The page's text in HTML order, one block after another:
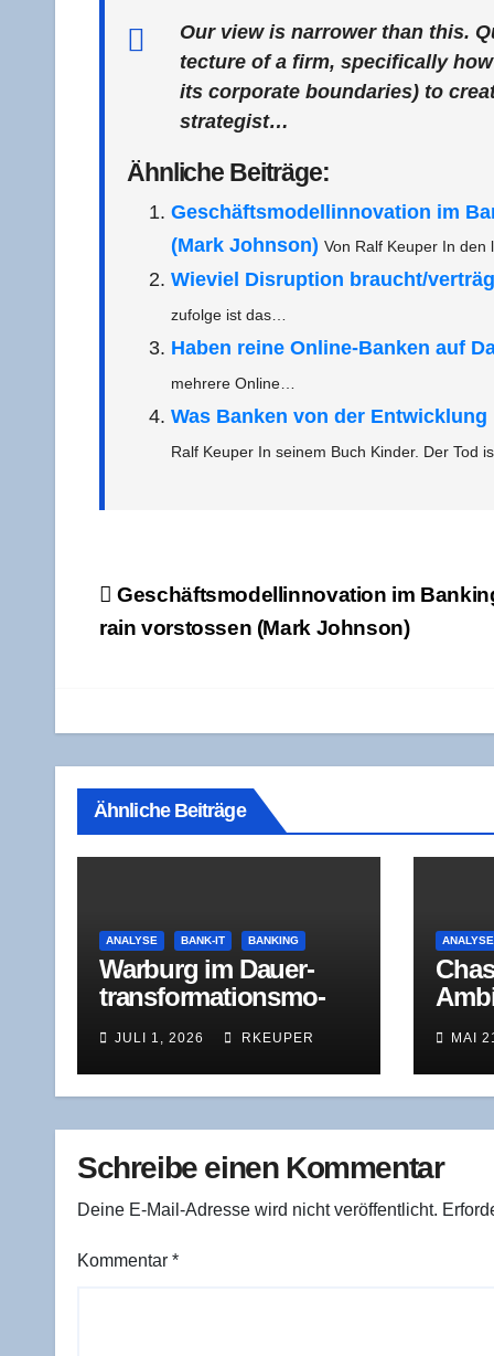
Our view is nar­rower than this.
tec­tu­re of a firm, spe­ci­fi­cal­ly
its cor­po­ra­te boun­da­ries) to
strategist…
Ähn­li­che Beiträge:
Geschäfts­mo­del­lin­no­va­ti­on im
(Mark John­son) Von Ralf Keu­per In
Wie­viel Dis­rup­ti­on braucht/​​
zufol­ge ist das…
Haben rei­ne Online-Ban­ken auf
meh­re­re Online…
Was Ban­ken von der
Ralf Keu­per In sei­nem Buch Kin­der. Der Tod
Beitragsnavigation
Geschäfts­mo­del­lin­no­va­ti­on im
rain vor­stos­sen (Mark Johnson)
Ähnliche Beiträge
ANALYSE BANK-IT BANKING
War­burg im Dau­er­
trans­for­ma­ti­ons­mo­
ver­lust 2025 wirk­
lich zeigt
JULI 1, 2026 RKEUPER
ANALYSE
MAI
Schreibe einen Kommentar
Deine E-Mail-Adresse wird nicht veröffentlicht.
Kommentar *